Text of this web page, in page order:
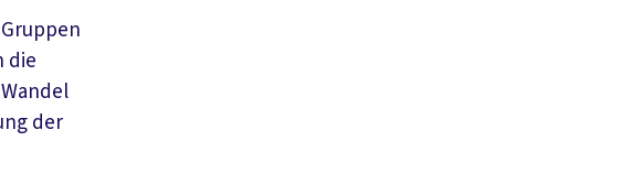
die
der